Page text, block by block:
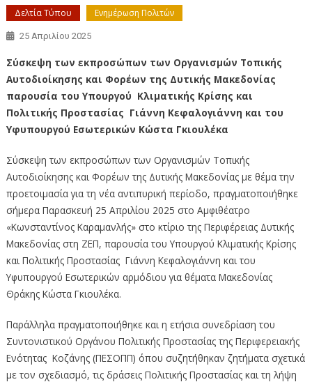
Δελτία Τύπου Ενημέρωση Πολιτών
25 Απριλίου 2025
Σύσκεψη των εκπροσώπων των Οργανισμών Τοπικής
Αυτοδιοίκησης και Φορέων της Δυτικής Μακεδονίας
παρουσία του Υπουργού Κλιματικής Κρίσης και
Πολιτικής Προστασίας Γιάννη Κεφαλογιάννη και του
Υφυπουργού Εσωτερικών Κώστα Γκιουλέκα
Σύσκεψη των εκπροσώπων των Οργανισμών Τοπικής
Αυτοδιοίκησης και Φορέων της Δυτικής Μακεδονίας με θέμα την
προετοιμασία για τη νέα αντιπυρική περίοδο, πραγματοποιήθηκε
σήμερα Παρασκευή 25 Απριλίου 2025 στο Αμφιθέατρο
«Κωνσταντίνος Καραμανλής» στο κτίριο της Περιφέρειας Δυτικής
Μακεδονίας στη ΖΕΠ, παρουσία του Υπουργού Κλιματικής Κρίσης
και Πολιτικής Προστασίας Γιάννη Κεφαλογιάννη και του
Υφυπουργού Εσωτερικών αρμόδιου για θέματα Μακεδονίας
Θράκης Κώστα Γκιουλέκα.
Παράλληλα πραγματοποιήθηκε και η ετήσια συνεδρίαση του
Συντονιστικού Οργάνου Πολιτικής Προστασίας της Περιφερειακής
Ενότητας Κοζάνης (ΠΕΣΟΠΠ) όπου συζητήθηκαν ζητήματα σχετικά
με τον σχεδιασμό, τις δράσεις Πολιτικής Προστασίας και τη λήψη